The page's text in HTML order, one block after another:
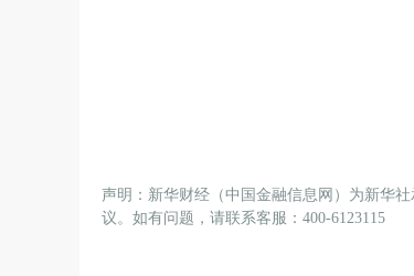
声明：新华财经（中国金融信息网）为新华
议。如有问题，请联系客服：400-6123115